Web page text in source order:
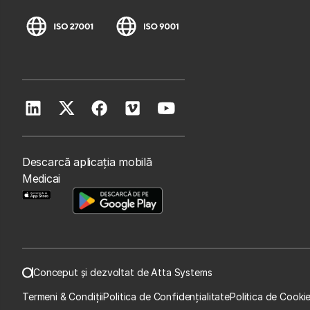
Descarcă aplicația mobilă
Medicai
Conceput și dezvoltat de Atta Systems
Termeni & CondițiiPolitica de ConfidențialitatePolitica de